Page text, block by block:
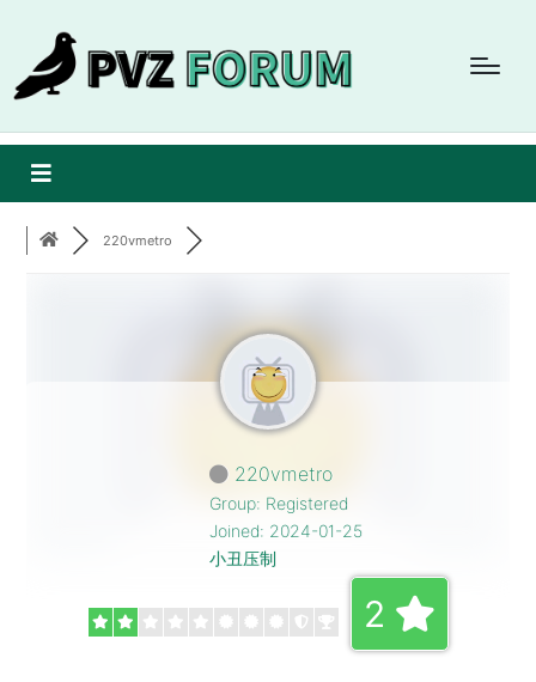
220vmetro
220vmetro
Group: Registered
Joined: 2024-01-25
小丑压制
2